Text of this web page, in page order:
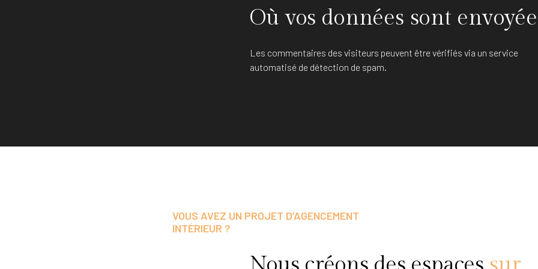
Où vos données sont
Les commentaires des visiteurs peuvent être vérifiés via un service
automatisé de détection de spam.
VOUS AVEZ UN PROJET D’AGENCEMENT
INTÉRIEUR ?